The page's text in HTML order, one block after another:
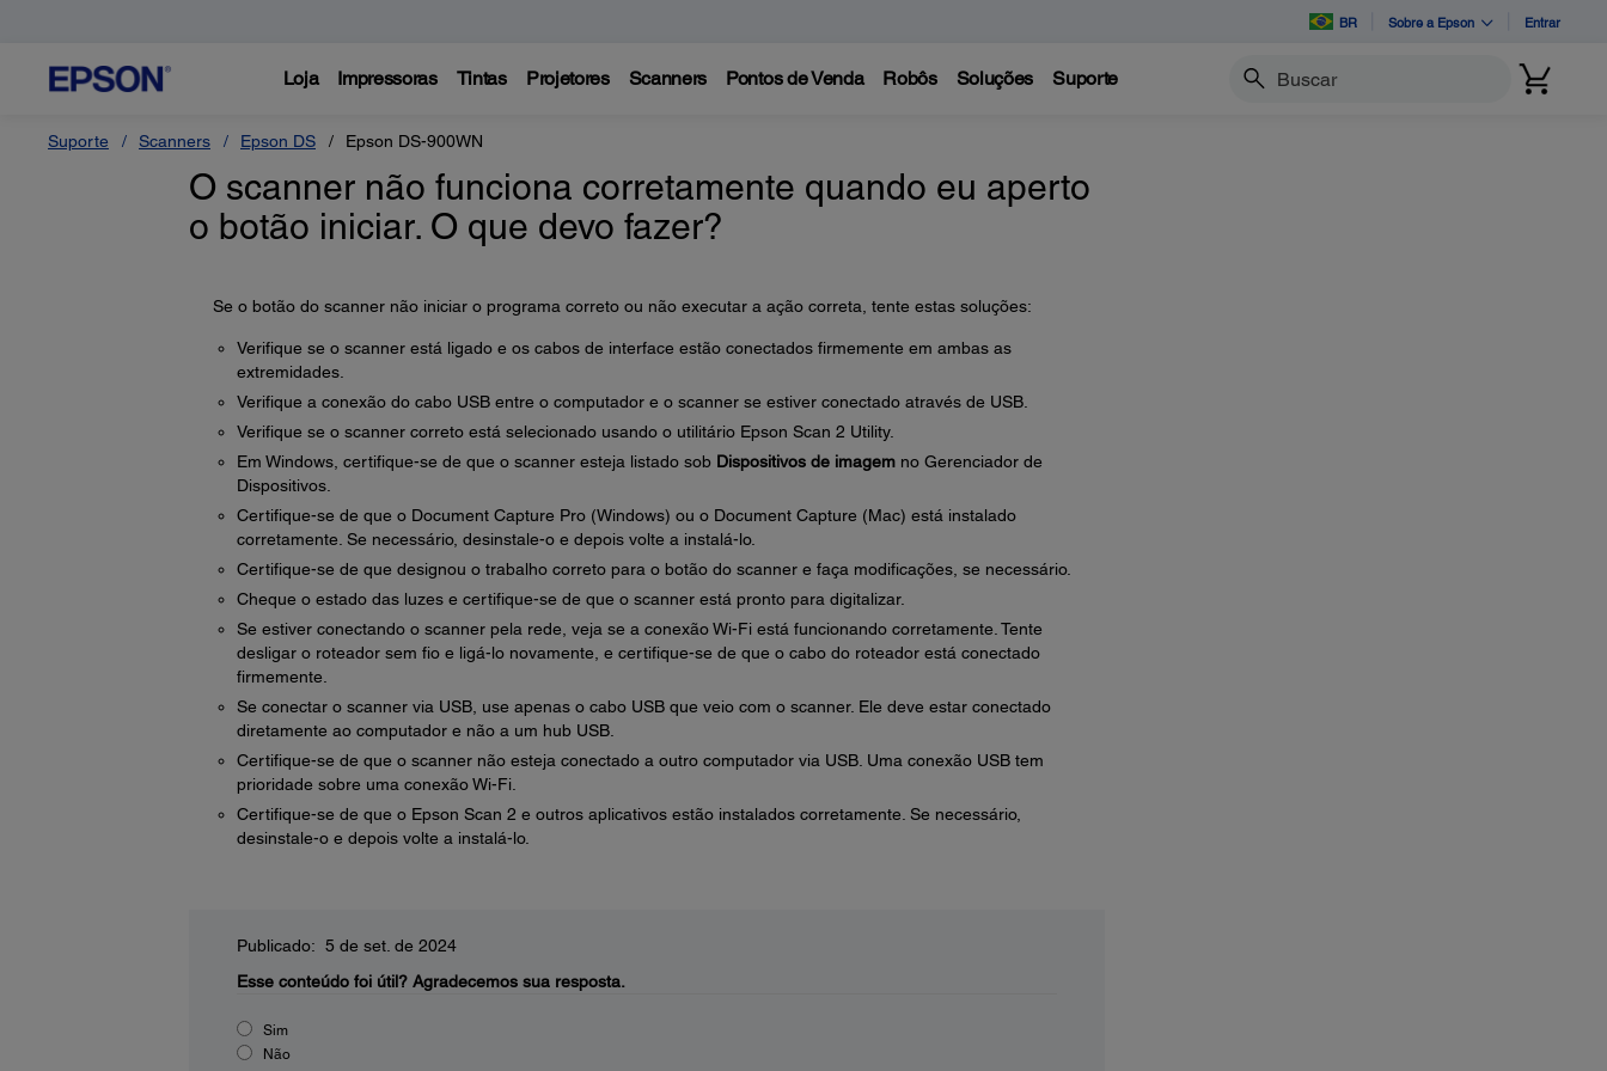
BR Sobre a Epson Entrar
Loja Impressoras Tintas Projetores Scanners Pontos de Venda Robôs Soluções Suporte Buscar
Suporte Scanners Epson DS Epson DS-900WN
O scanner não funciona corretamente quando eu aperto
o botão iniciar. O que devo fazer?
Se o botão do scanner não iniciar o programa correto ou não executar a ação correta, tente estas soluções:
Verifique se o scanner está ligado e os cabos de interface estão conectados firmemente em ambas as
extremidades.
Verifique a conexão do cabo USB entre o computador e o scanner se estiver conectado através de USB.
Verifique se o scanner correto está selecionado usando o utilitário Epson Scan 2 Utility.
Em Windows, certifique-se de que o scanner esteja listado sob Dispositivos de imagemno Gerenciador de
Dispositivos.
Certifique-se de que o Document Capture Pro (Windows) ou o Document Capture (Mac) está instalado
corretamente. Se necessário, desinstale-o e depois volte a instalá-lo.
Certifique-se de que designou o trabalho correto para o botão do scanner e faça modificações, se necessário.
Cheque o estado das luzes e certifique-se de que o scanner está pronto para digitalizar.
Se estiver conectando o scanner pela rede, veja se a conexão Wi-Fi está funcionando corretamente. Tente
desligar o roteador sem fio e ligá-lo novamente, e certifique-se de que o cabo do roteador está conectado
firmemente.
Se conectar o scanner via USB, use apenas o cabo USB que veio com o scanner. Ele deve estar conectado
diretamente ao computador e não a um hub USB.
Certifique-se de que o scanner não esteja conectado a outro computador via USB. Uma conexão USB tem
prioridade sobre uma conexão Wi-Fi.
Certifique-se de que o Epson Scan 2 e outros aplicativos estão instalados corretamente. Se necessário,
desinstale-o e depois volte a instalá-lo.
Publicado: 5 de set. de 2024
Esse conteúdo foi útil? Agradecemos sua resposta.
Sim
Não